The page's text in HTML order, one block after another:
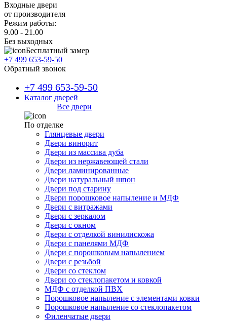
Входные двери
от производителя
Режим работы:
9.00 - 21.00
Без выходных
Бесплатный замер
+7 499 653-59-50
Обратный звонок
+7 499 653-59-50
Каталог дверей
Все двери
По отделке
Глянцевые двери
Двери винорит
Двери из массива дуба
Двери из нержавеющей стали
Двери ламинированные
Двери натуральный шпон
Двери под старину
Двери порошковое напыление и МДФ
Двери с витражами
Двери с зеркалом
Двери с окном
Двери с отделкой винилискожа
Двери с панелями МДФ
Двери с порошковым напылением
Двери с резьбой
Двери со стеклом
Двери со стеклопакетом и ковкой
МДФ с отделкой ПВХ
Порошковое напыление с элементами ковки
Порошковое напыление со стеклопакетом
Филенчатые двери